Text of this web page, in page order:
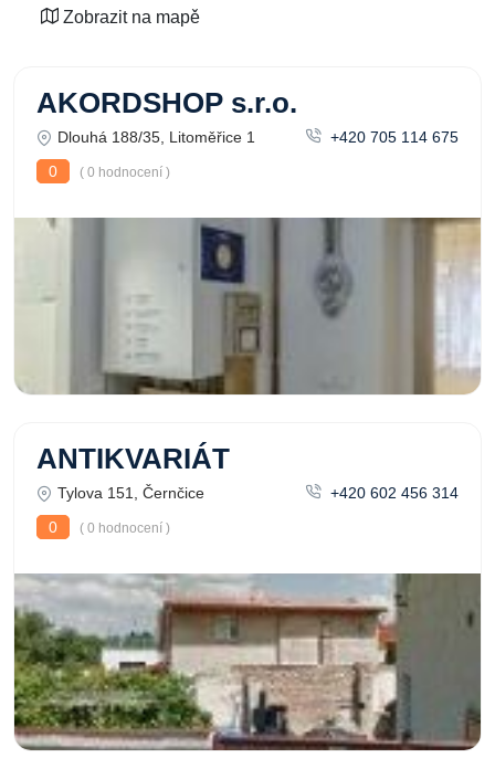
Zobrazit na mapě
AKORDSHOP s.r.o.
Dlouhá 188/35, Litoměřice 1
+420 705 114 675
0
( 0 hodnocení )
ANTIKVARIÁT
Tylova 151, Černčice
+420 602 456 314
0
( 0 hodnocení )